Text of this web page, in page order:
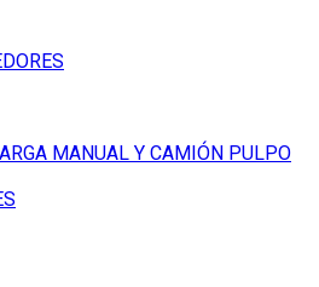
MANUAL Y CAMIÓN PULPO